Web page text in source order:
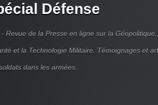
Défense
- Revue de la Presse en ligne sur la
et la Technologie Militaire. Témoignages et
dans les armées.